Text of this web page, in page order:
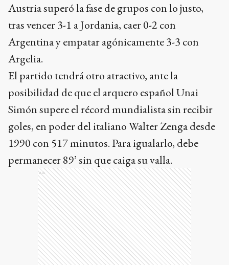
Austria superó la fase de grupos con lo justo,
tras vencer 3-1 a Jordania, caer 0-2 con
Argentina y empatar agónicamente 3-3 con
Argelia.
El partido tendrá otro atractivo, ante la
posibilidad de que el arquero español Unai
Simón supere el récord mundialista sin recibir
goles, en poder del italiano Walter Zenga desde
1990 con 517 minutos. Para igualarlo, debe
permanecer 89’ sin que caiga su valla.
Ads